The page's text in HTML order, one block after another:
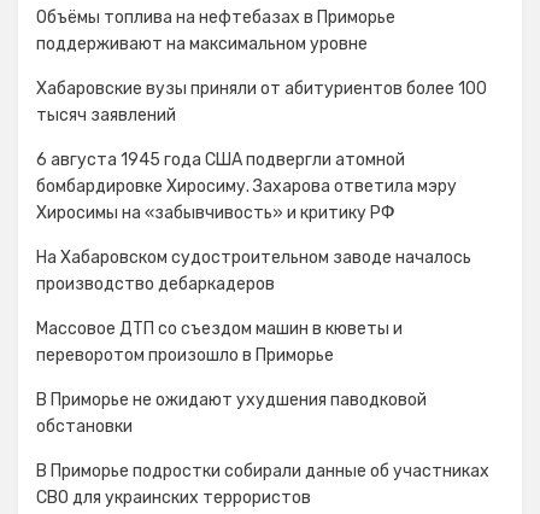
Объёмы топлива на нефтебазах в Приморье
поддерживают на максимальном уровне
Хабаровские вузы приняли от абитуриентов более 100
тысяч заявлений
6 августа 1945 года США подвергли атомной
бомбардировке Хиросиму. Захарова ответила мэру
Хиросимы на «забывчивость» и критику РФ
На Хабаровском судостроительном заводе началось
производство дебаркадеров
Массовое ДТП со съездом машин в кюветы и
переворотом произошло в Приморье
В Приморье не ожидают ухудшения паводковой
обстановки
В Приморье подростки собирали данные об участниках
СВО для украинских террористов